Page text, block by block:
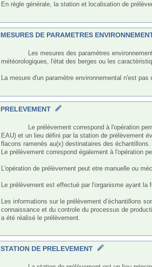
En règle générale, la station et localisation de
MESURES DE PARAMETRES
météorologiques, l'état des berges ou les
La mesure d'un paramètre environnemental n'est pas
PRELEVEMENT
EAU) et un lieu défini par la station de prélèvement
flacons ramenés au(x) destinataires des échantillons.
Le prélèvement correspond également à l'opération
L'opération de prélèvement peut etre manuelle ou
Le prélèvement est effectué par l'organisme ayant la
Les informations sur le prélèvement d’échantillons
connaissance et du controle du processus de
a été réalisé le prélèvement.
STATION DE PRELEVEMENT